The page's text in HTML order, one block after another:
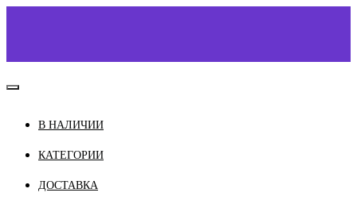
О НАС
ДОСТАВКА И ОПЛАТА
В НАЛИЧИИ
КАТЕГОРИИ
ДОСТАВКА